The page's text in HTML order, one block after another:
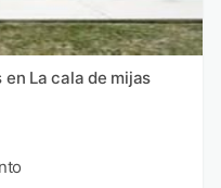
La cala de mijas